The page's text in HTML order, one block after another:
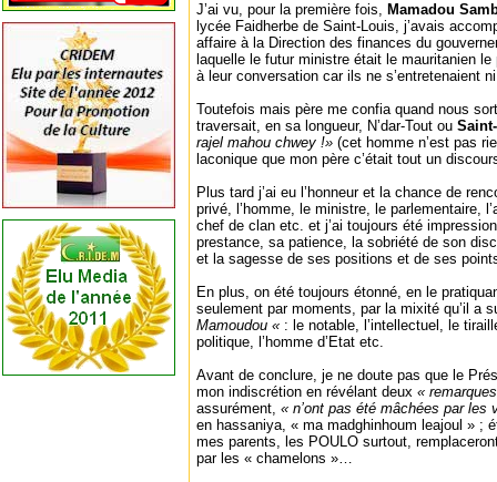
J’ai vu, pour la première fois, Mamadou
lycée Faidherbe de Saint-Louis, j’avais
affaire à la Direction des finances du
laquelle le futur ministre était le mauritanien
à leur conversation car ils ne s’entretenaient
Toutefois mais père me confia quand nous
traversait, en sa longueur, N’dar-Tout ou
rajel mahou chwey !» (cet homme n’est pas
laconique que mon père c’était tout un
Plus tard j’ai eu l’honneur et la chance de
privé, l’homme, le ministre, le parlementaire,
chef de clan etc. et j’ai toujours été
prestance, sa patience, la sobriété de son
et la sagesse de ses positions et de ses
En plus, on été toujours étonné, en le
seulement par moments, par la mixité qu’il a
Mamoudou « : le notable, l’intellectuel, le
politique, l’homme d’Etat etc.
Avant de conclure, je ne doute pas que le
mon indiscrétion en révélant deux «
assurément, « n’ont pas été mâchées par les
en hassaniya, « ma madghinhoum leajoul » ;
mes parents, les POULO surtout,
par les « chamelons »…